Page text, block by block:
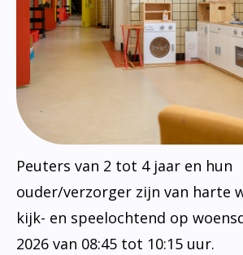
Peuters van 2 tot 4 jaar en hun
ouder/verzorger zijn van harte
kijk- en speelochtend op
2026 van 08:45 tot 10:15 uur.